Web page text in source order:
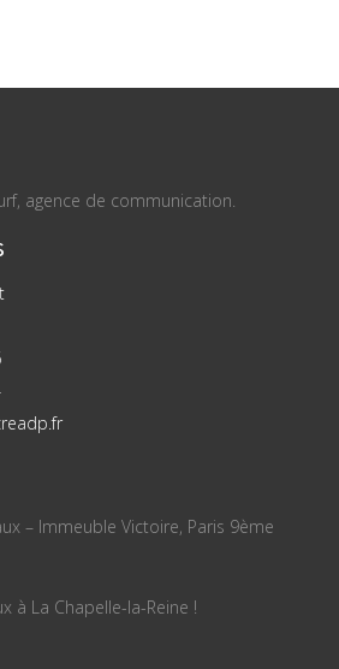
agence de communication.
– Immeuble Victoire, Paris 9ème
à La Chapelle-la-Reine !